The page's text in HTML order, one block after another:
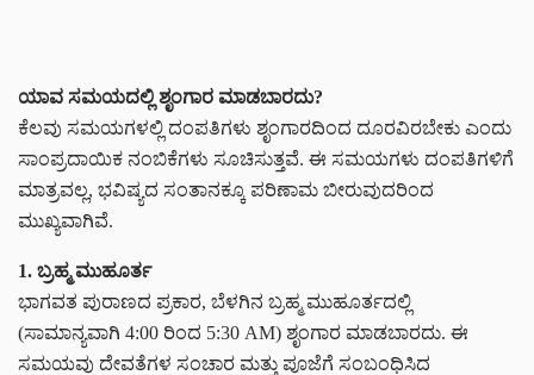
ಯಾವ ಸಮಯದಲ್ಲಿ ಶೃಂಗಾರ ಮಾಡಬಾರದು?
ಕೆಲವು ಸಮಯಗಳಲ್ಲಿ ದಂಪತಿಗಳು ಶೃಂಗಾರದಿಂದ ದೂರವಿರಬೇಕು ಎಂದು
ಸಾಂಪ್ರದಾಯಿಕ ನಂಬಿಕೆಗಳು ಸೂಚಿಸುತ್ತವೆ. ಈ ಸಮಯಗಳು ದಂಪತಿಗಳಿಗೆ
ಮಾತ್ರವಲ್ಲ, ಭವಿಷ್ಯದ ಸಂತಾನಕ್ಕೂ ಪರಿಣಾಮ ಬೀರುವುದರಿಂದ
ಮುಖ್ಯವಾಗಿವೆ.
1. ಬ್ರಹ್ಮ ಮುಹೂರ್ತ
ಭಾಗವತ ಪುರಾಣದ ಪ್ರಕಾರ, ಬೆಳಗಿನ ಬ್ರಹ್ಮ ಮುಹೂರ್ತದಲ್ಲಿ
(ಸಾಮಾನ್ಯವಾಗಿ 4:00 ರಿಂದ 5:30 AM) ಶೃಂಗಾರ ಮಾಡಬಾರದು. ಈ
ಸಮಯವು ದೇವತೆಗಳ ಸಂಚಾರ ಮತ್ತು ಪೂಜೆಗೆ ಸಂಬಂಧಿಸಿದ